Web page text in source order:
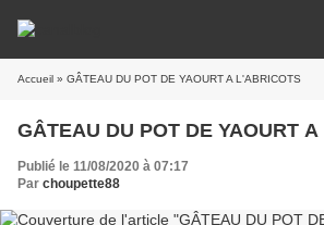
Accueil » GÂTEAU DU POT DE YAOURT A L'ABRICOTS
GÂTEAU DU POT DE YAOURT
Publié le 11/08/2020 à 07:17
Par choupette88